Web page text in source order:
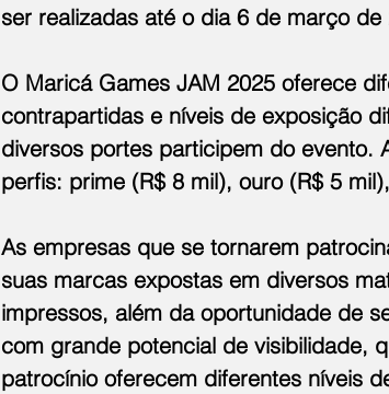
ser realizadas até o dia 6 de março de
O Maricá Games JAM 2025 oferece
contrapartidas e níveis de exposição
diversos portes participem do evento.
perfis: prime (R$ 8 mil), ouro (R$ 5
As empresas que se tornarem
suas marcas expostas em diversos
impressos, além da oportunidade de
com grande potencial de visibilidade,
patrocínio oferecem diferentes níveis